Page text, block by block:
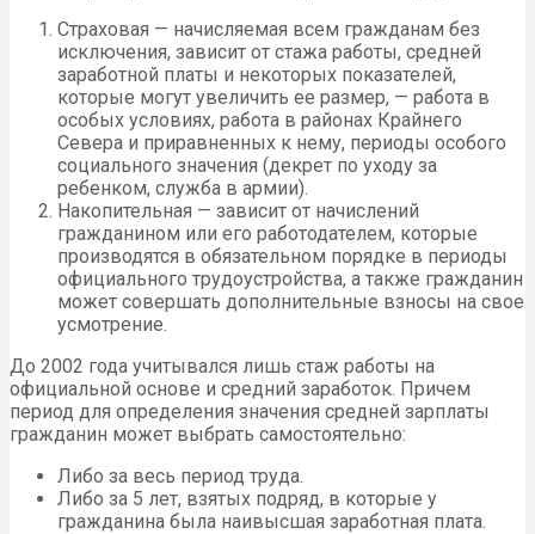
Страховая — начисляемая всем гражданам без
исключения, зависит от стажа работы, средней
заработной платы и некоторых показателей,
которые могут увеличить ее размер, — работа в
особых условиях, работа в районах Крайнего
Севера и приравненных к нему, периоды особого
социального значения (декрет по уходу за
ребенком, служба в армии).
Накопительная — зависит от начислений
гражданином или его работодателем, которые
производятся в обязательном порядке в периоды
официального трудоустройства, а также гражданин
может совершать дополнительные взносы на свое
усмотрение.
До 2002 года учитывался лишь стаж работы на
официальной основе и средний заработок. Причем
период для определения значения средней зарплаты
гражданин может выбрать самостоятельно:
Либо за весь период труда.
Либо за 5 лет, взятых подряд, в которые у
гражданина была наивысшая заработная плата.